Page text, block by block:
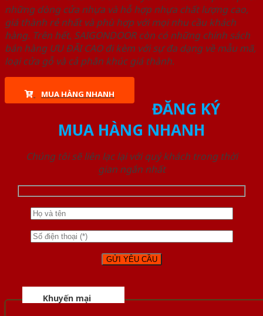
những dòng cửa nhựa và hỗ hợp nhựa chất lượng cao,
giá thành rẻ nhất và phù hợp với mọi nhu cầu khách
hàng. Trên hết, SAIGONDOOR còn có những chính sách
bán hàng ƯU ĐÃI CAO đi kèm với sự đa dạng về mẫu mã,
loại cửa gỗ và cả phân khúc giá thành.
MUA HÀNG NHANH
ĐĂNG KÝ
MUA HÀNG NHANH
Chúng tôi sẽ liên lạc lại với quý khách trong thời
gian ngắn nhất
Khuyến mại